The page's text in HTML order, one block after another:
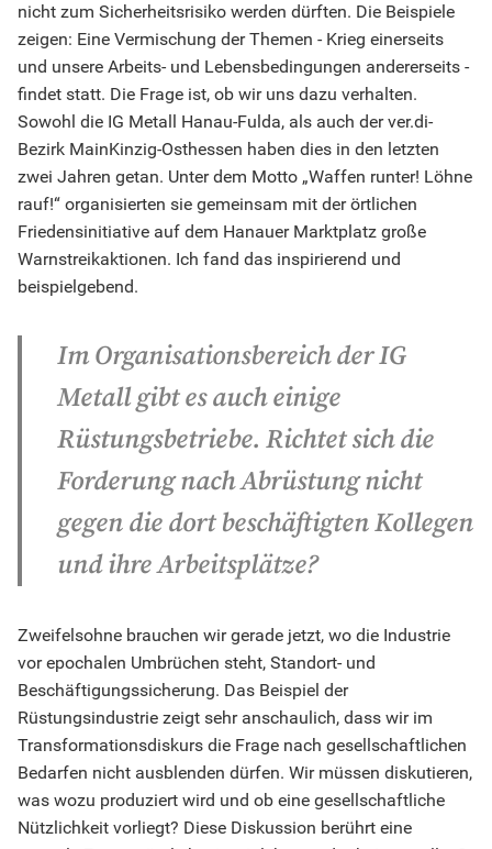
nicht zum Sicherheitsrisiko werden dürften. Die Beispiele
zeigen: Eine Vermischung der Themen - Krieg einerseits
und unsere Arbeits- und Lebensbedingungen andererseits -
findet statt. Die Frage ist, ob wir uns dazu verhalten.
Sowohl die IG Metall Hanau-Fulda, als auch der ver.di-
Bezirk MainKinzig-Osthessen haben dies in den letzten
zwei Jahren getan. Unter dem Motto „Waffen runter! Löhne
rauf!“ organisierten sie gemeinsam mit der örtlichen
Friedensinitiative auf dem Hanauer Marktplatz große
Warnstreikaktionen. Ich fand das inspirierend und
beispielgebend.
Im Organisationsbereich der IG
Metall gibt es auch einige
Rüstungsbetriebe. Richtet sich die
Forderung nach Abrüstung nicht
gegen die dort beschäftigten Kollegen
und ihre Arbeitsplätze?
Zweifelsohne brauchen wir gerade jetzt, wo die Industrie
vor epochalen Umbrüchen steht, Standort- und
Beschäftigungssicherung. Das Beispiel der
Rüstungsindustrie zeigt sehr anschaulich, dass wir im
Transformationsdiskurs die Frage nach gesellschaftlichen
Bedarfen nicht ausblenden dürfen. Wir müssen diskutieren,
was wozu produziert wird und ob eine gesellschaftliche
Nützlichkeit vorliegt? Diese Diskussion berührt eine